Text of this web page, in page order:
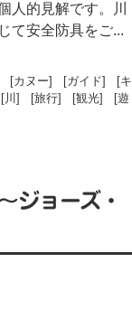
的見解です。川
て安全防具をご...
[カヌー] [ガイド] [キ
川] [旅行] [観光] [遊
ジョーズ・